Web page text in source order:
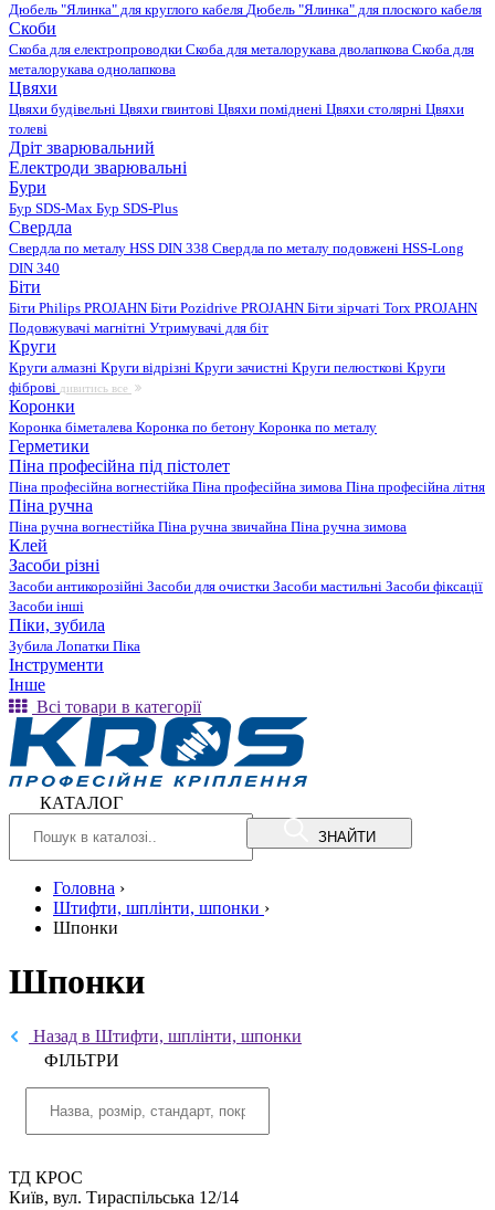
Дюбель "Ялинка" для круглого кабеля Дюбель "Ялинка" для плоского кабеля
Скоби
Скоба для електропроводки Скоба для металорукава дволапкова Скоба для
металорукава однолапкова
Цвяхи
Цвяхи будівельні Цвяхи гвинтові Цвяхи поміднені Цвяхи столярні Цвяхи
толеві
Дріт зварювальний
Електроди зварювальні
Бури
Бур SDS-Max Бур SDS-Plus
Свердла
Свердла по металу HSS DIN 338 Свердла по металу подовжені HSS-Long
DIN 340
Біти
Біти Philips PROJAHN Біти Pozidrive PROJAHN Біти зірчаті Torx PROJAHN
Подовжувачі магнітні Утримувачі для біт
Круги
Круги алмазні Круги відрізні Круги зачистні Круги пелюсткові Круги
фіброві дивитись все
Коронки
Коронка біметалева Коронка по бетону Коронка по металу
Герметики
Піна професійна під пістолет
Піна професійна вогнестійка Піна професійна зимова Піна професійна літня
Піна ручна
Піна ручна вогнестійка Піна ручна звичайна Піна ручна зимова
Клей
Засоби різні
Засоби антикорозійні Засоби для очистки Засоби мастильні Засоби фіксації
Засоби інші
Піки, зубила
Зубила Лопатки Піка
Інструменти
Інше
Всі товари в категорії
КАТАЛОГ
ЗНАЙТИ
Головна ›
Штифти, шплінти, шпонки ›
Шпонки
Шпонки
Назад в Штифти, шплінти, шпонки
ФIЛЬТРИ
ТД КРОС
Київ, вул. Тираспільська 12/14